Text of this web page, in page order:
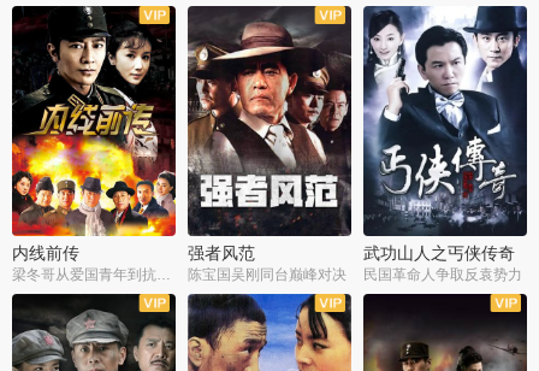
全30集
内线前传
全30集
强者风范
陈宝国吴刚同台巅峰对决
全30集
武功山人之丐侠传奇
民国革命人争取反袁势力
全38集
全9集 全35集